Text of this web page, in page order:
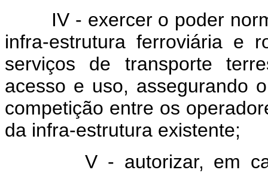
IV - exercer o poder
infra-estrutura ferroviária e
serviços de transporte
acesso e uso, assegurando
competição entre os
da infra-estrutura existente;
V - autorizar, em